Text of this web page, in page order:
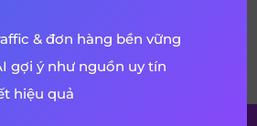
VỀ BÀI VIẾT
& đơn hàng bền vững
gợi ý như nguồn uy tín
hiệu quả